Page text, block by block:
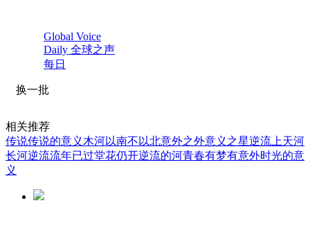
Global Voice
Daily 全球之声
每日
换一批
相关推荐
传说传说的意义 木河以南不以北意外之外意义之星逆流上天河
长河逆流流年已过堂花仍开逆流的河青春有梦有意外时光的意
义